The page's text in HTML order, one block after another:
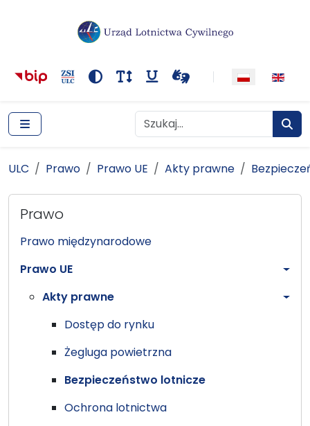
KontrastRozmiar tekstu
Podkreślenie odnośników
Wideotłumacza
Szukaj
Szukaj
ULC
ULC Prawo
Prawo Prawo UE
Prawo UE Akty prawne
Akty prawne Bezpieczeństwo lotnicze
Prawo
Prawo międzynarodowe
Prawo UE
Akty prawne
Dostęp do rynku
Żegluga powietrzna
Bezpieczeństwo lotnicze
Ochrona lotnictwa